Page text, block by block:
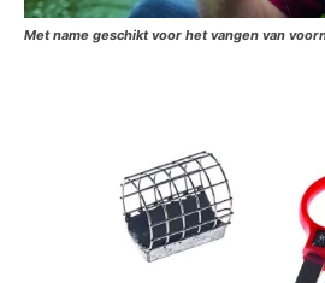
Met name geschikt voor het vangen van